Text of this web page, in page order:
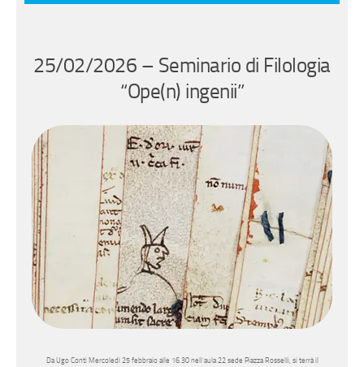
25/02/2026 – Seminario di Filologia
“Ope(n) ingenii”
Da Ugo Conti Mercoledì 25 febbraio alle 16.30 nell’aula 22 sede Piazza Rosselli, si terrà il